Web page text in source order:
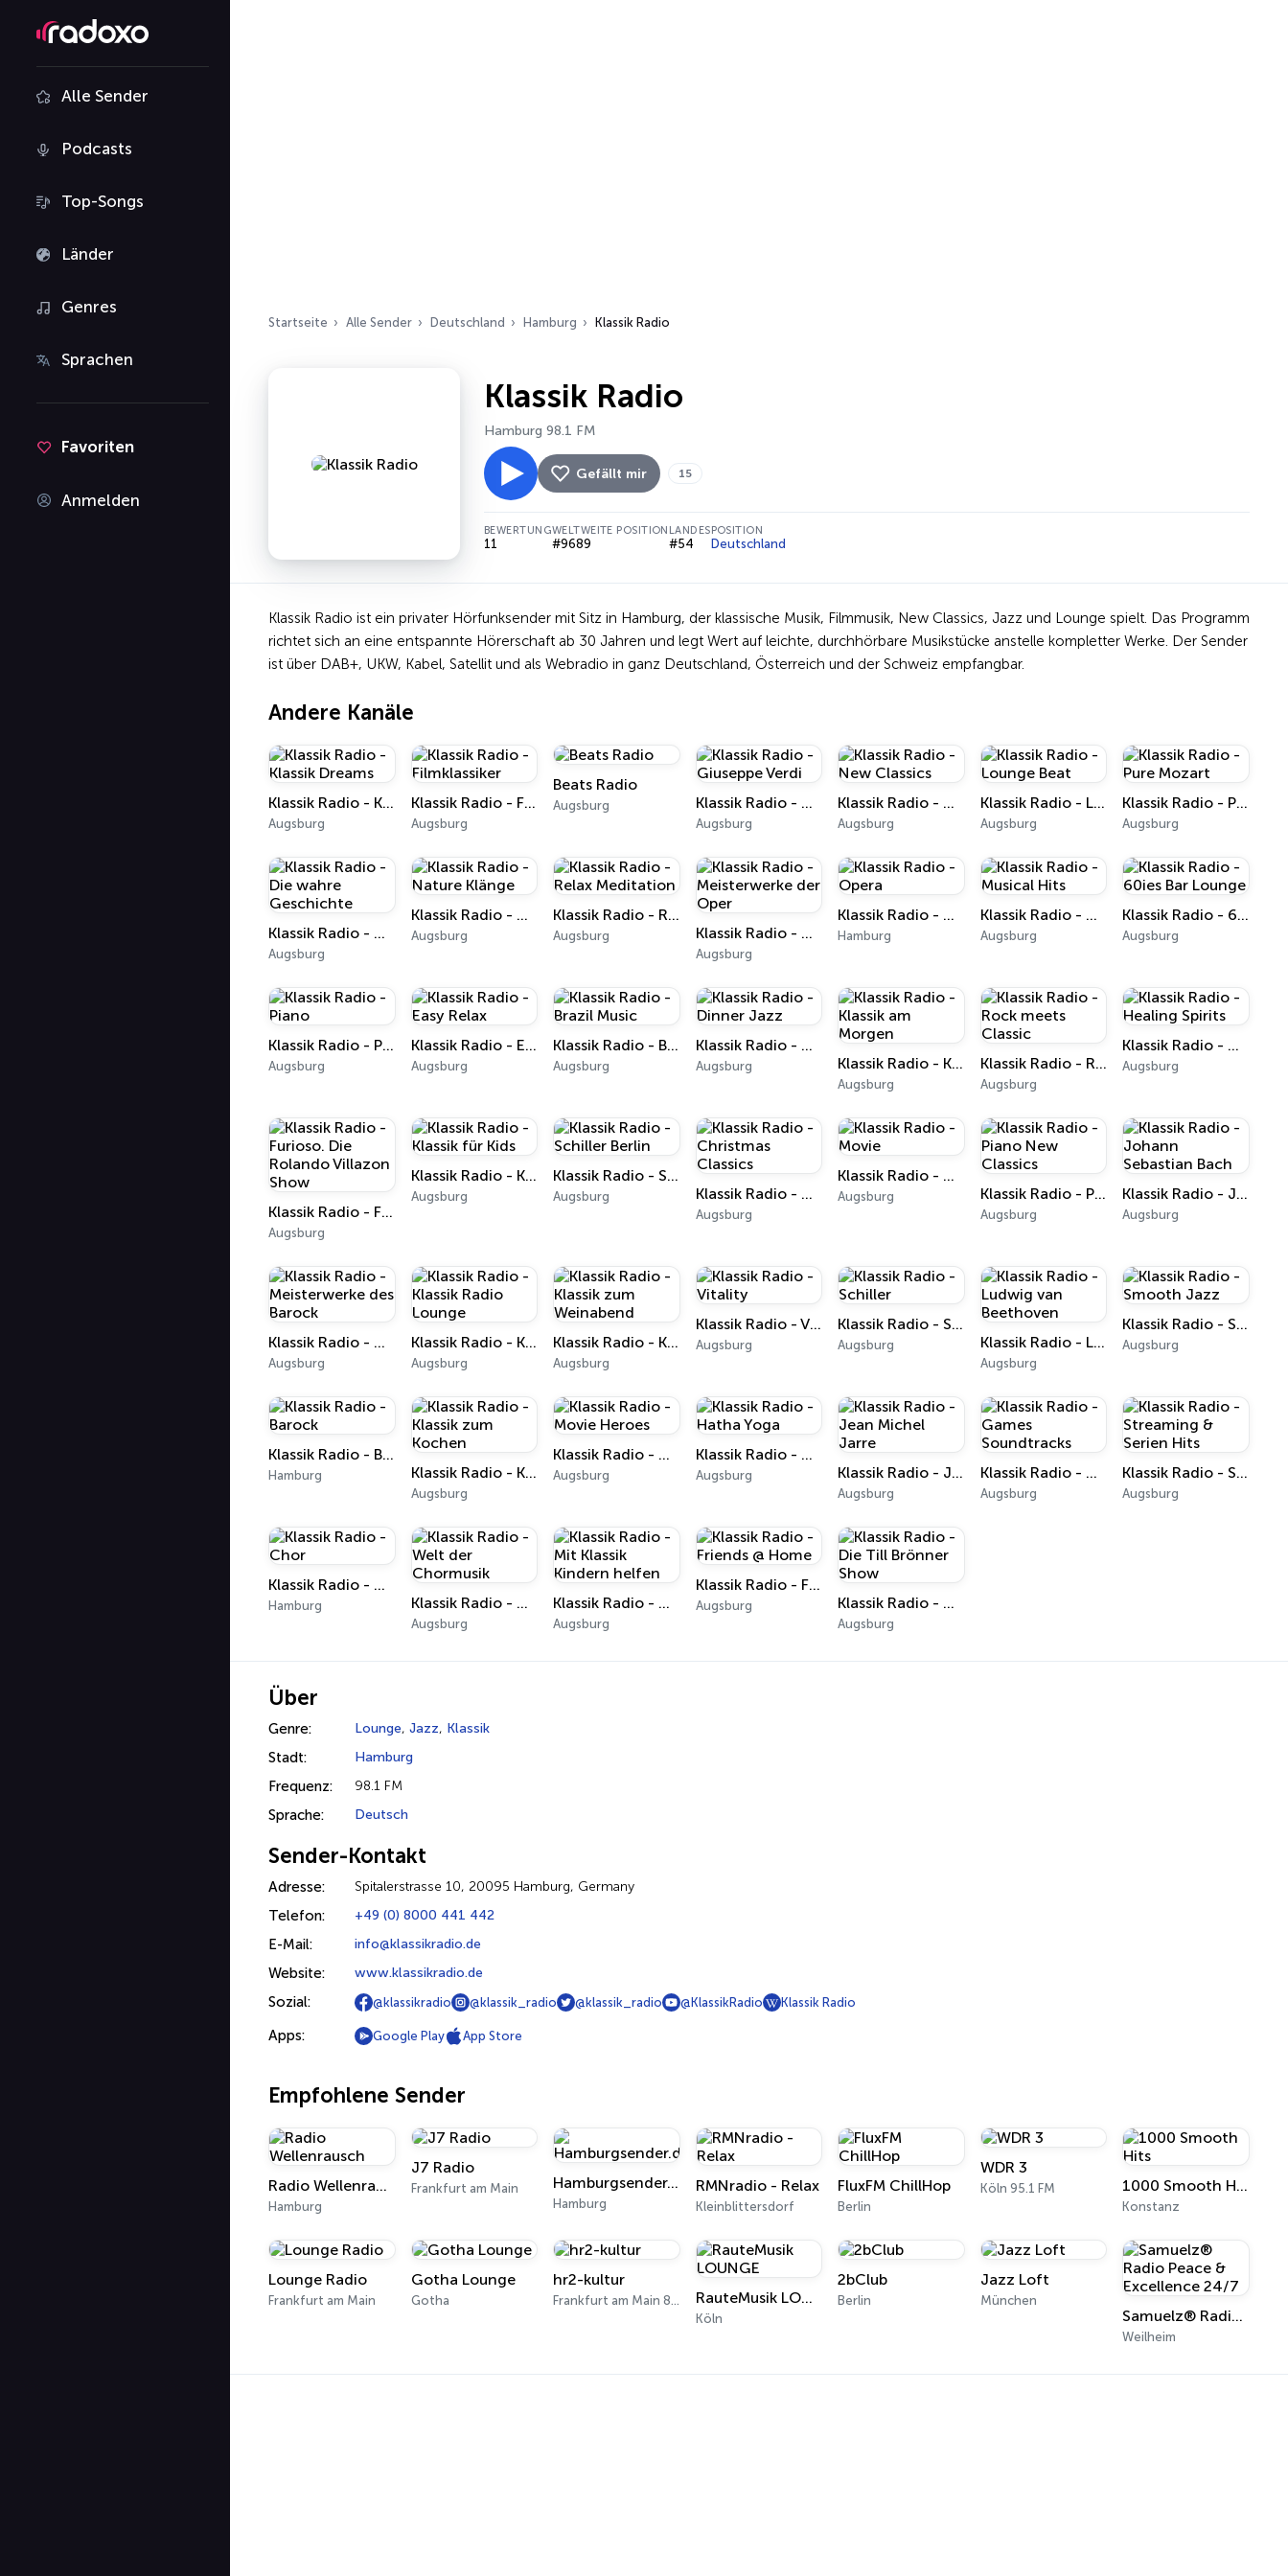
Alle Sender
Podcasts
Top-Songs
Länder
Genres
Sprachen
Favoriten
Anmelden
Startseite Alle Sender Deutschland Hamburg Klassik Radio
Klassik Radio
Hamburg 98.1 FM
Gefällt mir 15
BEWERTUNG
11
WELTWEITE POSITION
#9689
LANDESPOSITION
#54 Deutschland
Klassik Radio ist ein privater Hörfunksender mit Sitz in Hamburg, der klassische Musik, Filmmusik, New Classics, Jazz und Lounge spielt. Das Programm
richtet sich an eine entspannte Hörerschaft ab 30 Jahren und legt Wert auf leichte, durchhörbare Musikstücke anstelle kompletter Werke. Der Sender
ist über DAB+, UKW, Kabel, Satellit und als Webradio in ganz Deutschland, Österreich und der Schweiz empfangbar.
Andere Kanäle
Klassik Radio - Klassik Dreams
Augsburg
Klassik Radio - Filmklassiker
Augsburg
Beats Radio
Augsburg Klassik Radio - Giuseppe Verdi
Augsburg
Klassik Radio - New Classics
Augsburg
Klassik Radio - Lounge Beat
Augsburg
Klassik Radio - Pure Mozart
Augsburg
Klassik Radio - Die wahre Geschichte
Augsburg
Klassik Radio - Nature Klänge
Augsburg
Klassik Radio - Relax Meditation
Augsburg Klassik Radio - Meisterwerke der Oper
Augsburg
Klassik Radio - Opera
Hamburg
Klassik Radio - Musical Hits
Augsburg
Klassik Radio - 60ies Bar Lounge
Augsburg
Klassik Radio - Piano
Augsburg
Klassik Radio - Easy Relax
Augsburg
Klassik Radio - Brazil Music
Augsburg
Klassik Radio - Dinner Jazz
Augsburg Klassik Radio - Klassik am Morgen
Augsburg
Klassik Radio - Rock meets Classic
Augsburg
Klassik Radio - Healing Spirits
Augsburg
Klassik Radio - Furioso. Die Rolando Villazon Show
Augsburg
Klassik Radio - Klassik für Kids
Augsburg
Klassik Radio - Schiller Berlin
Augsburg Klassik Radio - Christmas Classics
Augsburg
Klassik Radio - Movie
Augsburg Klassik Radio - Piano New Classics
Augsburg
Klassik Radio - Johann Sebastian Bach
Augsburg
Klassik Radio - Meisterwerke des Barock
Augsburg
Klassik Radio - Klassik Radio Lounge
Augsburg
Klassik Radio - Klassik zum Weinabend
Augsburg
Klassik Radio - Vitality
Augsburg
Klassik Radio - Schiller
Augsburg Klassik Radio - Ludwig van Beethoven
Augsburg
Klassik Radio - Smooth Jazz
Augsburg
Klassik Radio - Barock
Hamburg Klassik Radio - Klassik zum Kochen
Augsburg
Klassik Radio - Movie Heroes
Augsburg
Klassik Radio - Hatha Yoga
Augsburg Klassik Radio - Jean Michel Jarre
Augsburg
Klassik Radio - Games Soundtracks
Augsburg
Klassik Radio - Streaming & Serien Hits
Augsburg
Klassik Radio - Chor
Hamburg Klassik Radio - Welt der Chormusik
Augsburg
Klassik Radio - Mit Klassik Kindern helfen
Augsburg
Klassik Radio - Friends @ Home
Augsburg Klassik Radio - Die Till Brönner Show
Augsburg
Über
Genre: Lounge, Jazz, Klassik
Stadt: Hamburg
Frequenz: 98.1 FM
Sprache: Deutsch
Sender-Kontakt
Adresse: Spitalerstrasse 10, 20095 Hamburg, Germany
Telefon: +49 (0) 8000 441 442
E-Mail: info@klassikradio.de
Website: www.klassikradio.de
Sozial: @klassikradio @klassik_radio @klassik_radio @KlassikRadio Klassik Radio
Apps: Google Play App Store
Empfohlene Sender
Radio Wellenrausch
Hamburg
J7 Radio
Frankfurt am Main Hamburgsender.de
Hamburg
RMNradio - Relax
Kleinblittersdorf
FluxFM ChillHop
Berlin
WDR 3
Köln 95.1 FM 1000 Smooth Hits
Konstanz
Lounge Radio
Frankfurt am Main
Gotha Lounge
Gotha
hr2-kultur
Frankfurt am Main 87.9 - 96.7 FM RauteMusik LOUNGE
Köln
2bClub
Berlin
Jazz Loft
München
Samuelz® Radio Peace & Excellence 24/7
Weilheim